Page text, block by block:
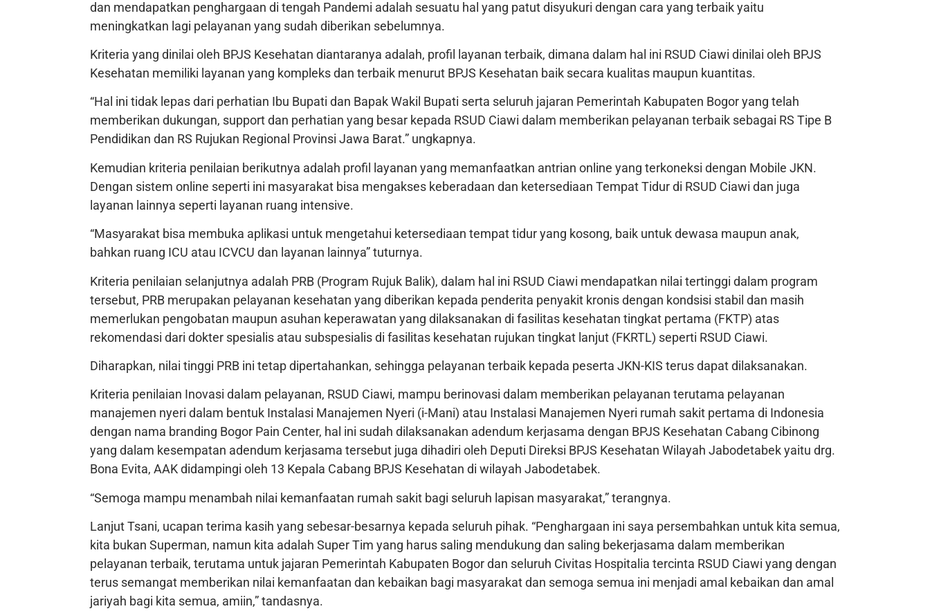
dan mendapatkan penghargaan di tengah Pandemi adalah sesuatu hal yang patut disyukuri dengan cara yang terbaik yaitu
meningkatkan lagi pelayanan yang sudah diberikan sebelumnya.
Kriteria yang dinilai oleh BPJS Kesehatan diantaranya adalah, profil layanan terbaik, dimana dalam hal ini RSUD Ciawi dinilai oleh BPJS
Kesehatan memiliki layanan yang kompleks dan terbaik menurut BPJS Kesehatan baik secara kualitas maupun kuantitas.
“Hal ini tidak lepas dari perhatian Ibu Bupati dan Bapak Wakil Bupati serta seluruh jajaran Pemerintah Kabupaten Bogor yang telah
memberikan dukungan, support dan perhatian yang besar kepada RSUD Ciawi dalam memberikan pelayanan terbaik sebagai RS Tipe B
Pendidikan dan RS Rujukan Regional Provinsi Jawa Barat.” ungkapnya.
Kemudian kriteria penilaian berikutnya adalah profil layanan yang memanfaatkan antrian online yang terkoneksi dengan Mobile JKN.
Dengan sistem online seperti ini masyarakat bisa mengakses keberadaan dan ketersediaan Tempat Tidur di RSUD Ciawi dan juga
layanan lainnya seperti layanan ruang intensive.
“Masyarakat bisa membuka aplikasi untuk mengetahui ketersediaan tempat tidur yang kosong, baik untuk dewasa maupun anak,
bahkan ruang ICU atau ICVCU dan layanan lainnya” tuturnya.
Kriteria penilaian selanjutnya adalah PRB (Program Rujuk Balik), dalam hal ini RSUD Ciawi mendapatkan nilai tertinggi dalam program
tersebut, PRB merupakan pelayanan kesehatan yang diberikan kepada penderita penyakit kronis dengan kondsisi stabil dan masih
memerlukan pengobatan maupun asuhan keperawatan yang dilaksanakan di fasilitas kesehatan tingkat pertama (FKTP) atas
rekomendasi dari dokter spesialis atau subspesialis di fasilitas kesehatan rujukan tingkat lanjut (FKRTL) seperti RSUD Ciawi.
Diharapkan, nilai tinggi PRB ini tetap dipertahankan, sehingga pelayanan terbaik kepada peserta JKN-KIS terus dapat dilaksanakan.
Kriteria penilaian Inovasi dalam pelayanan, RSUD Ciawi, mampu berinovasi dalam memberikan pelayanan terutama pelayanan
manajemen nyeri dalam bentuk Instalasi Manajemen Nyeri (i-Mani) atau Instalasi Manajemen Nyeri rumah sakit pertama di Indonesia
dengan nama branding Bogor Pain Center, hal ini sudah dilaksanakan adendum kerjasama dengan BPJS Kesehatan Cabang Cibinong
yang dalam kesempatan adendum kerjasama tersebut juga dihadiri oleh Deputi Direksi BPJS Kesehatan Wilayah Jabodetabek yaitu drg.
Bona Evita, AAK didampingi oleh 13 Kepala Cabang BPJS Kesehatan di wilayah Jabodetabek.
“Semoga mampu menambah nilai kemanfaatan rumah sakit bagi seluruh lapisan masyarakat,” terangnya.
Lanjut Tsani, ucapan terima kasih yang sebesar-besarnya kepada seluruh pihak. “Penghargaan ini saya persembahkan untuk kita semua,
kita bukan Superman, namun kita adalah Super Tim yang harus saling mendukung dan saling bekerjasama dalam memberikan
pelayanan terbaik, terutama untuk jajaran Pemerintah Kabupaten Bogor dan seluruh Civitas Hospitalia tercinta RSUD Ciawi yang dengan
terus semangat memberikan nilai kemanfaatan dan kebaikan bagi masyarakat dan semoga semua ini menjadi amal kebaikan dan amal
jariyah bagi kita semua, amiin,” tandasnya.